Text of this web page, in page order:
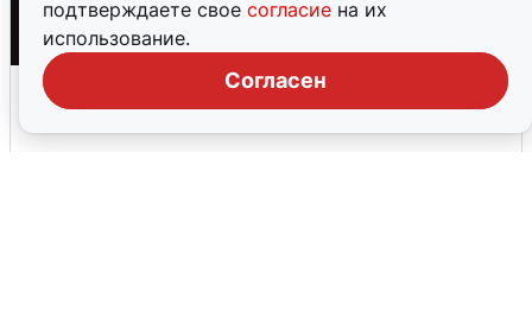
подтверждаете свое согласие на их
использование.
Согласен
Взрывы в Воронеже после сигнала
тревоги